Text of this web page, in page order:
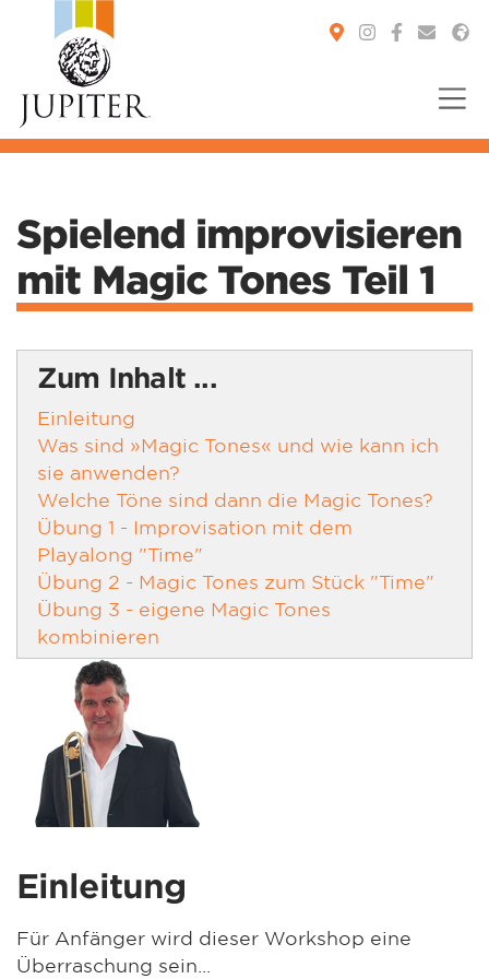
Spielend improvisieren
mit Magic Tones Teil 1
Zum Inhalt ...
Einleitung
Was sind »Magic Tones« und wie kann ich
sie anwenden?
Welche Töne sind dann die Magic Tones?
Übung 1 - Improvisation mit dem
Playalong "Time"
Übung 2 - Magic Tones zum Stück "Time"
Übung 3 - eigene Magic Tones
kombinieren
Einleitung
Für Anfänger wird dieser Workshop eine
Überraschung sein...